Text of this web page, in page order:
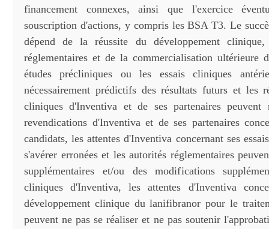
financement connexes, ainsi que l'exercice
souscription d'actions, y compris les BSA T3. Le
dépend de la réussite du développement clinique,
réglementaires et de la commercialisation ultérieure
études précliniques ou les essais cliniques
nécessairement prédictifs des résultats futurs et les
cliniques d'Inventiva et de ses partenaires peuvent
revendications d'Inventiva et de ses partenaires
candidats, les attentes d'Inventiva concernant ses
s'avérer erronées et les autorités réglementaires
supplémentaires et/ou des modifications
cliniques d'Inventiva, les attentes d'Inventiva
développement clinique du lanifibranor pour le
peuvent ne pas se réaliser et ne pas soutenir